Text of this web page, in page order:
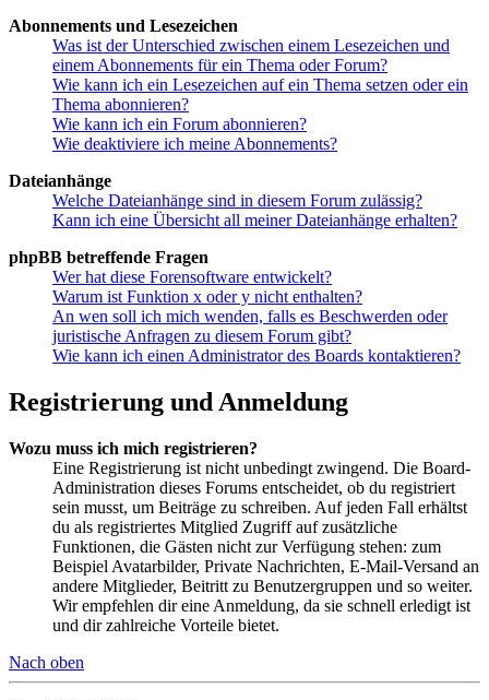
Abonnements und Lesezeichen
Was ist der Unterschied zwischen einem Lesezeichen und
einem Abonnements für ein Thema oder Forum?
Wie kann ich ein Lesezeichen auf ein Thema setzen oder ein
Thema abonnieren?
Wie kann ich ein Forum abonnieren?
Wie deaktiviere ich meine Abonnements?
Dateianhänge
Welche Dateianhänge sind in diesem Forum zulässig?
Kann ich eine Übersicht all meiner Dateianhänge erhalten?
phpBB betreffende Fragen
Wer hat diese Forensoftware entwickelt?
Warum ist Funktion x oder y nicht enthalten?
An wen soll ich mich wenden, falls es Beschwerden oder
juristische Anfragen zu diesem Forum gibt?
Wie kann ich einen Administrator des Boards kontaktieren?
Registrierung und Anmeldung
Wozu muss ich mich registrieren?
Eine Registrierung ist nicht unbedingt zwingend. Die Board-
Administration dieses Forums entscheidet, ob du registriert
sein musst, um Beiträge zu schreiben. Auf jeden Fall erhältst
du als registriertes Mitglied Zugriff auf zusätzliche
Funktionen, die Gästen nicht zur Verfügung stehen: zum
Beispiel Avatarbilder, Private Nachrichten, E-Mail-Versand an
andere Mitglieder, Beitritt zu Benutzergruppen und so weiter.
Wir empfehlen dir eine Anmeldung, da sie schnell erledigt ist
und dir zahlreiche Vorteile bietet.
Nach oben